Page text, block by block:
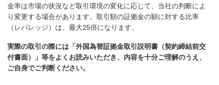
金率は市場の状況など取引環境の変化に応じて、当社の判断によ
り変更する場合があります。取引額の証拠金の額に対する比率
（レバレッジ）は、最大25倍になります。
実際の取引の際には「外国為替証拠金取引説明書（契約締結前交
付書面）」等をよくお読みいただき、内容を十分ご理解のうえ、
ご自身でご判断ください。